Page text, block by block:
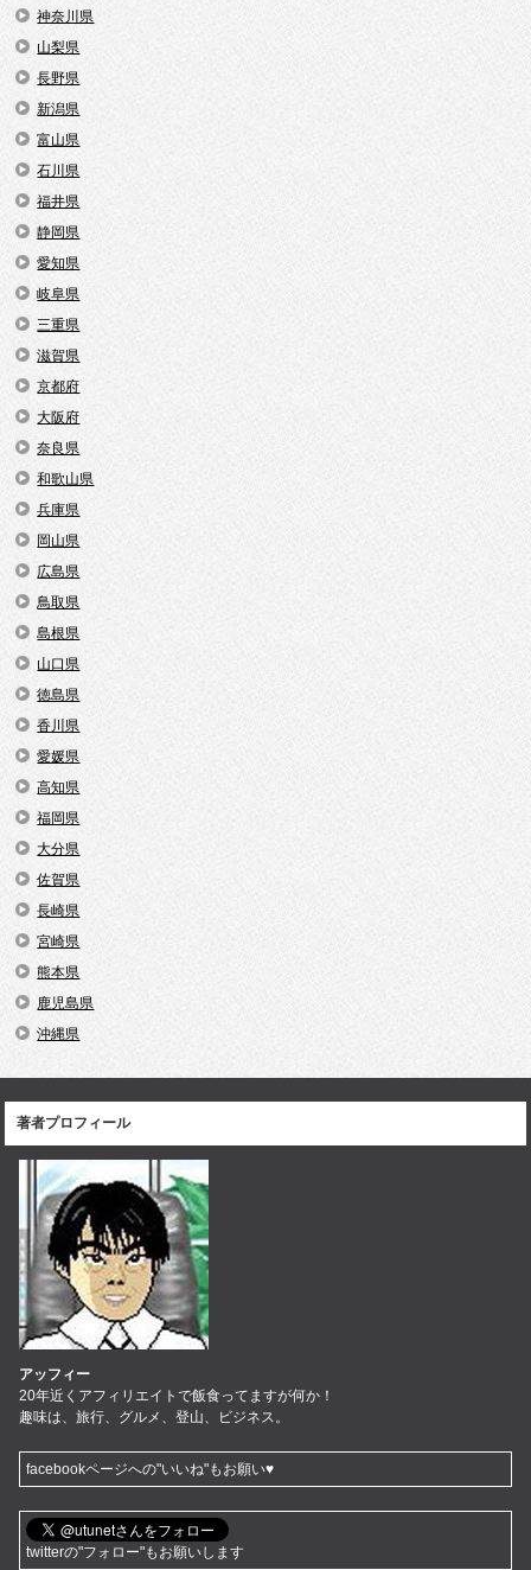
神奈川県
山梨県
長野県
新潟県
富山県
石川県
福井県
静岡県
愛知県
岐阜県
三重県
滋賀県
京都府
大阪府
奈良県
和歌山県
兵庫県
岡山県
広島県
鳥取県
島根県
山口県
徳島県
香川県
愛媛県
高知県
福岡県
大分県
佐賀県
長崎県
宮崎県
熊本県
鹿児島県
沖縄県
著者プロフィール
アッフィー
20年近くアフィリエイトで飯食ってますが何か！
趣味は、旅行、グルメ、登山、ビジネス。
facebookページへの"いいね"もお願い♥
twitterの"フォロー"もお願いします